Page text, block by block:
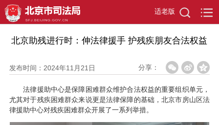
适老版
当前位置：首页>政务资讯 详情页
北京助残进行时：伸法律援手 护残疾朋友合法权益
发布时间：2024年11月21日 分享：
法律援助中心是保障困难群众维护合法权益的重要组织单元，
尤其对于残疾困难群众来说更是法律保障的基础，北京市房山区法
律援助中心对残疾困难群众开展了一系列举措。